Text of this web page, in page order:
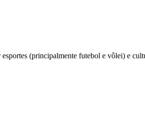
(principalmente futebol e vôlei) e